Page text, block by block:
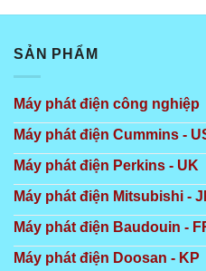
SẢN PHẨM
Máy phát điện công nghiệp
Máy phát điện Cummins -
Máy phát điện Perkins - UK
Máy phát điện Mitsubishi -
Máy phát điện Baudouin -
Máy phát điện Doosan - KP